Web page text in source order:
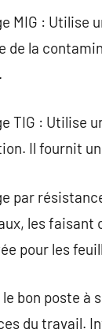
MIG : Utilise
de la
TIG : Utilise
Il fournit
par
les faisant
pour les
bon poste à
du travail.